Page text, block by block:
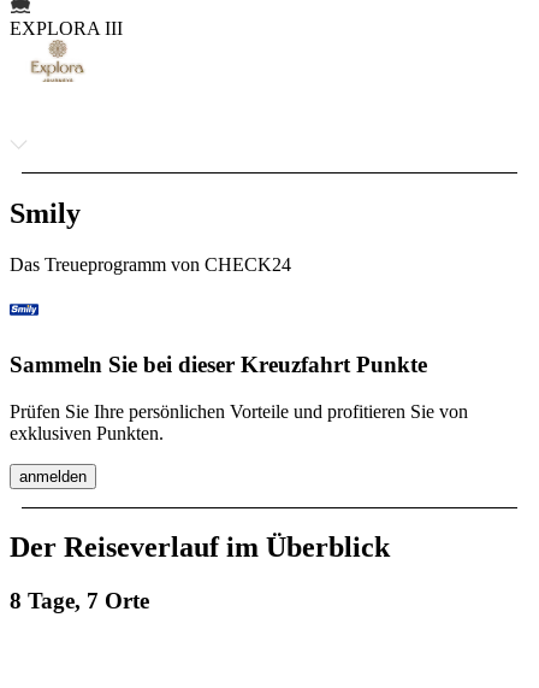
EXPLORA III
Smily
Das Treueprogramm von CHECK24
Sammeln Sie bei dieser Kreuzfahrt Punkte
Prüfen Sie Ihre persönlichen Vorteile und profitieren Sie von
exklusiven Punkten.
anmelden
Der Reiseverlauf im Überblick
8 Tage, 7 Orte